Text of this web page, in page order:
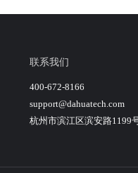
联系我们
400-672-8166
support@dahuatech.com
杭州市滨江区滨安路1199